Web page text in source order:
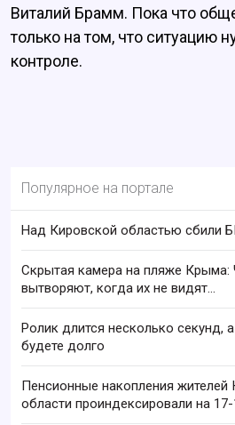
Виталий Брамм. Пока что
только на том, что ситуацию
контроле.
Популярное на портале
Над Кировской областью сбили
Скрытая камера на пляже Крыма:
вытворяют, когда их не видят...
Ролик длится несколько секунд,
будете долго
Пенсионные накопления жителей
области проиндексировали на 17-